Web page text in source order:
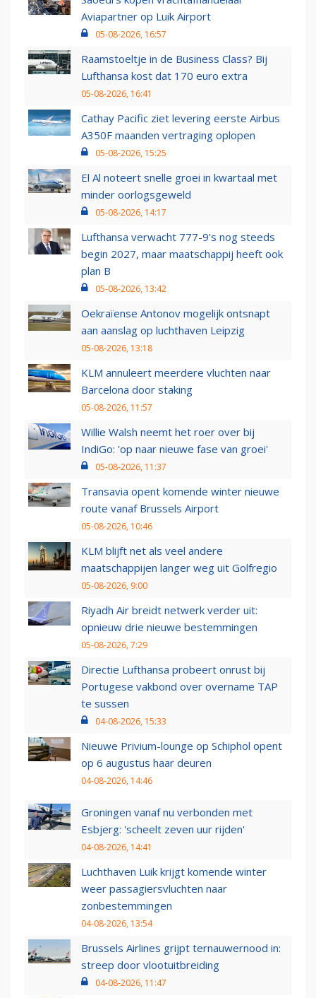
Aviapartner op Luik Airport
05-08-2026, 16:57
Raamstoeltje in de Business Class? Bij
Lufthansa kost dat 170 euro extra
05-08-2026, 16:41
Cathay Pacific ziet levering eerste Airbus
A350F maanden vertraging oplopen
05-08-2026, 15:25
El Al noteert snelle groei in kwartaal met
minder oorlogsgeweld
05-08-2026, 14:17
Lufthansa verwacht 777-9’s nog steeds
begin 2027, maar maatschappij heeft ook
plan B
05-08-2026, 13:42
Oekraïense Antonov mogelijk ontsnapt
aan aanslag op luchthaven Leipzig
05-08-2026, 13:18
KLM annuleert meerdere vluchten naar
Barcelona door staking
05-08-2026, 11:57
Willie Walsh neemt het roer over bij
IndiGo: 'op naar nieuwe fase van groei'
05-08-2026, 11:37
Transavia opent komende winter nieuwe
route vanaf Brussels Airport
05-08-2026, 10:46
KLM blijft net als veel andere
maatschappijen langer weg uit Golfregio
05-08-2026, 9:00
Riyadh Air breidt netwerk verder uit:
opnieuw drie nieuwe bestemmingen
05-08-2026, 7:29
Directie Lufthansa probeert onrust bij
Portugese vakbond over overname TAP
te sussen
04-08-2026, 15:33
Nieuwe Privium-lounge op Schiphol opent
op 6 augustus haar deuren
04-08-2026, 14:46
Groningen vanaf nu verbonden met
Esbjerg: 'scheelt zeven uur rijden'
04-08-2026, 14:41
Luchthaven Luik krijgt komende winter
weer passagiersvluchten naar
zonbestemmingen
04-08-2026, 13:54
Brussels Airlines grijpt ternauwernood in:
streep door vlootuitbreiding
04-08-2026, 11:47